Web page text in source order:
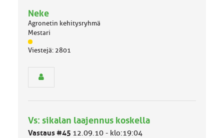
i
n
e
n
Neke
Agronetin kehitysryhmä
Mestari
J
ä
m
ä
Viestejä: 2801
Vs: sikalan laajennus koskella
Vastaus #45 12.09.10 - klo:19:04